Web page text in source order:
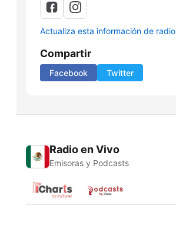
Actualiza esta información de radio
Compartir
Facebook Twitter
Radio en Vivo
Emisoras y Podcasts